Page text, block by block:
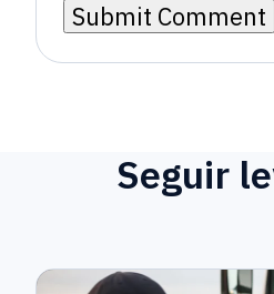
Seguir